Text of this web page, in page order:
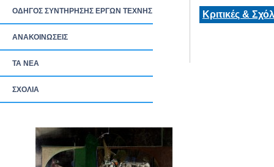
ΟΔΗΓΟΣ ΣΥΝΤΗΡΗΣΗΣ ΕΡΓΩΝ ΤΕΧΝΗΣ
ΑΝΑΚΟΙΝΩΣΕΙΣ
ΤΑ ΝEΑ
ΣΧΟΛΙΑ
Κριτικές &